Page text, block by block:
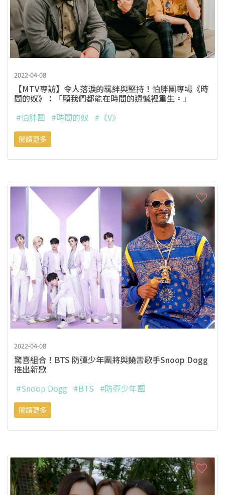
2022-04-08
【MTV專訪】令人落淚的羈絆與堅持！怕胖團專場《時
間的奴》：「願我們都能在時間的遺憾裡重生。」
#怕胖團 #時間的奴 #《V》
閱讀更多
2022-04-08
驚喜組合！BTS 防彈少年團將與饒舌歌手Snoop Dogg
推出新歌
#Snoop Dogg #BTS #防彈少年團
閱讀更多